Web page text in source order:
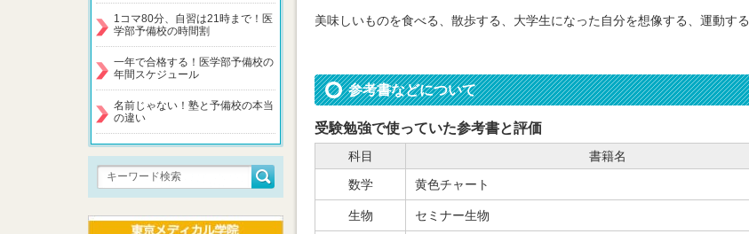
美味しいものを食べる、散歩する、大学生になった自分を想像する、運動する
参考書などについて
受験勉強で使っていた参考書と評価
科目 書籍名
数学
黄色チャート
生物 セミナー生物
1コマ80分、自習は21時まで！医
学部予備校の時間割
一年で合格する！医学部予備校の
年間スケジュール
名前じゃない！塾と予備校の本当
の違い